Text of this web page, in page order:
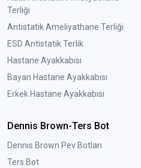
Terliği
Antistatik Ameliyathane Terliği
ESD Antistatik Terlik
Hastane Ayakkabısı
Bayan Hastane Ayakkabısı
Erkek Hastane Ayakkabısı
Dennis Brown-Ters Bot
Dennis Brown Pev Botları
Ters Bot